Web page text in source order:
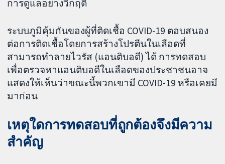
การดูแลอย่างวิกฤติ
ระบบภูมิคุ้มกันของผู้ที่ติดเชื้อ COVID-19 ตอบสนอง
ต่อการติดเชื้อโดยการสร้างโปรตีนในเลือดที่
สามารถทำลายไวรัส (แอนติบอดี) ได้ การทดสอบ
เพื่อตรวจหาแอนติบอดีในเลือดของประชาชนอาจ
แสดงให้เห็นว่าขณะนี้พวกเขามี COVID-19 หรือเคยมี
มาก่อน
เหตุใดการทดสอบที่ถูกต้องจึงมีความ
สำคัญ